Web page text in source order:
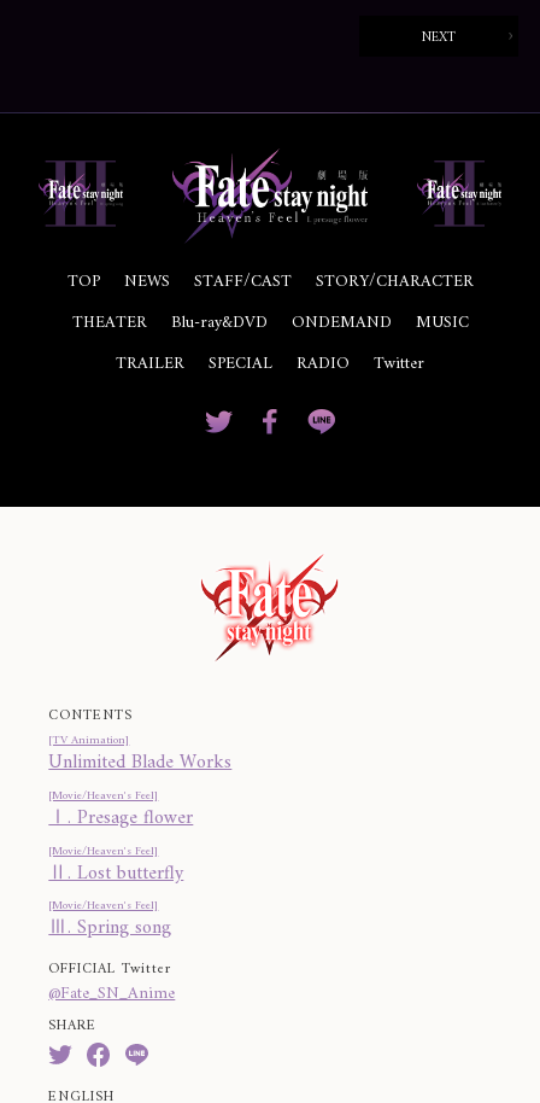
NEXT
TOP NEWS STAFF/CAST
STORY/CHARACTER
THEATER
Blu-ray&DVD ONDEMAND
MUSIC
TRAILER
SPECIAL RADIO Twitter
CONTENTS
[TV Animation]
Unlimited Blade Works
[Movie/Heaven's Feel]
Ⅰ. Presage flower
[Movie/Heaven's Feel]
Ⅱ. Lost butterfly
[Movie/Heaven's Feel]
Ⅲ. Spring song
OFFICIAL Twitter
@Fate_SN_Anime
SHARE
ENGLISH